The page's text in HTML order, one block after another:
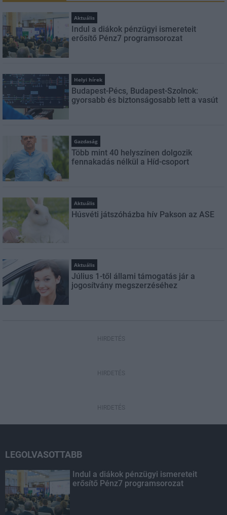
Aktuális
Indul a diákok pénzügyi ismereteit
erősítő Pénz7 programsorozat
Helyi hírek
Budapest-Pécs, Budapest-Szolnok:
gyorsabb és biztonságosabb lett a vasút
Gazdaság
Több mint 40 helyszínen dolgozik
fennakadás nélkül a Híd-csoport
Aktuális
Húsvéti játszóházba hív Pakson az ASE
Aktuális
Július 1-től állami támogatás jár a
jogosítvány megszerzéséhez
HIRDETÉS
HIRDETÉS
HIRDETÉS
LEGOLVASOTTABB
Indul a diákok pénzügyi ismereteit
erősítő Pénz7 programsorozat